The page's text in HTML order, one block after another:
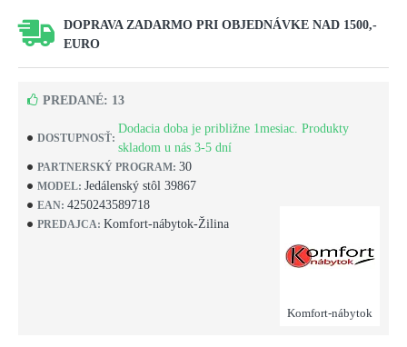
DOPRAVA ZADARMO PRI OBJEDNÁVKE NAD 1500,-
EURO
DOSTUPNOSŤ:
Dodacia doba je približne 1mesiac. Produkty
skladom u nás 3-5 dní
PARTNERSKÝ PROGRAM: 30
MODEL: Jedálenský stôl 39867
EAN: 4250243589718
PREDAJCA: Komfort-nábytok-Žilina
Komfort-nábytok
PREDANÉ: 13